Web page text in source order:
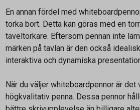
En annan fördel med
torka bort. Detta kan göras med en
taveltorkare. Eftersom pennan inte
märken på tavlan är den också
interaktiva och dynamiska
När du väljer whiteboardpennor är det
högkvalitativ penna. Dessa pennor